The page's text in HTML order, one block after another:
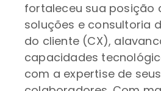
fortaleceu sua posição
soluções e consultoria
do cliente (CX),
capacidades
com a expertise de seus